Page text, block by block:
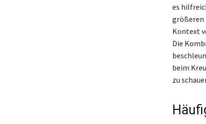
es
größeren
Kontext
Die
beim
zu